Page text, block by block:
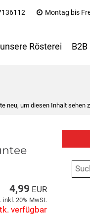
neu, um diesen Inhalt sehen
Montag bis
unsere Rösterei B2B
4,99 EUR
inkl. 20% MwSt.
verfügbar